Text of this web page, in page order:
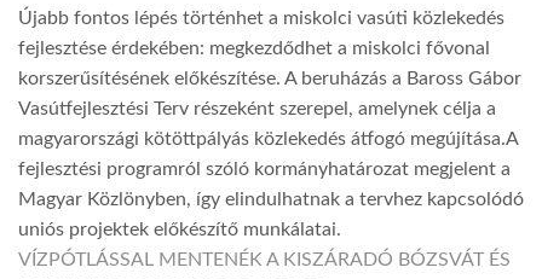
Újabb fontos lépés történhet a miskolci vasúti közlekedés
fejlesztése érdekében: megkezdődhet a miskolci fővonal
korszerűsítésének előkészítése. A beruházás a Baross Gábor
Vasútfejlesztési Terv részeként szerepel, amelynek célja a
magyarországi kötöttpályás közlekedés átfogó megújítása.A
fejlesztési programról szóló kormányhatározat megjelent a
Magyar Közlönyben, így elindulhatnak a tervhez kapcsolódó
uniós projektek előkészítő munkálatai.
VÍZPÓTLÁSSAL MENTENÉK A KISZÁRADÓ BÓZSVÁT ÉS